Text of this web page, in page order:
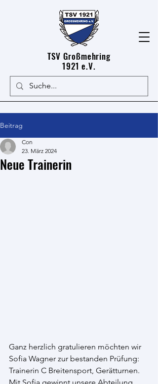
TSV Großmehring
1921 e.V.
Beitrag
Neue Trainerin
Con
23. März 2024
Ganz herzlich gratulieren möchten wir
Sofia Wagner zur bestanden Prüfung:
Trainerin C Breitensport, Gerätturnen.